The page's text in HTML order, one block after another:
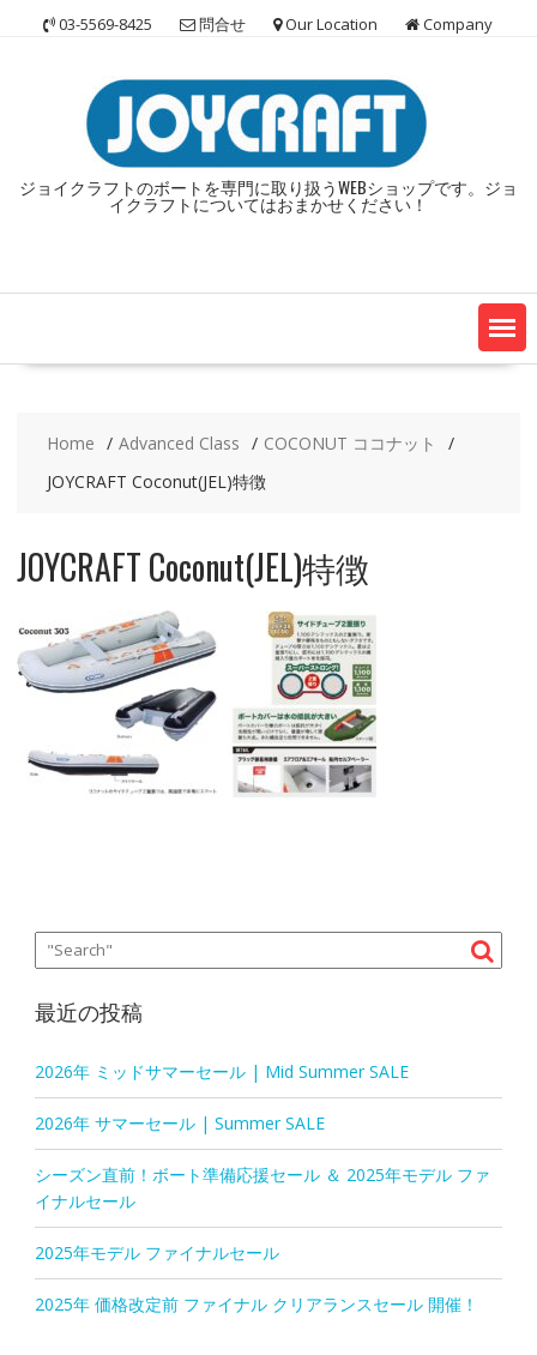
03-5569-8425 問合せ Our Location Company
ジョイクラフトのボートを専門に取り扱うWEBショップです。ジョ
イクラフトについてはおまかせください！
Home Advanced Class
COCONUT ココナット
JOYCRAFT Coconut(JEL)特徴
JOYCRAFT Coconut(JEL)特徴
最近の投稿
2026年 ミッドサマーセール | Mid Summer SALE
2026年 サマーセール | Summer SALE
シーズン直前！ボート準備応援セール ＆ 2025年モデル ファ
イナルセール
2025年モデル ファイナルセール
2025年 価格改定前 ファイナル クリアランスセール 開催！